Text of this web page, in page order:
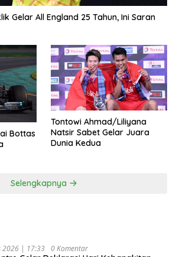
Gelar All England 25 Tahun, Ini Saran
Bottas
Tontowi Ahmad/Liliyana
Natsir Sabet Gelar Juara
Dunia Kedua
Selengkapnya
2026 | 17:33 0 Komentar